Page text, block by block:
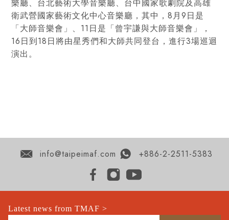
樂廳、台北藝術大學音樂廳、台中國家歌劇院及高雄
衛武營國家藝術文化中心音樂廳，其中，8月9日是
「大師音樂會」、11日是「曾宇謙與大師音樂會」，
16日到18日將由星秀們和大師共同登台，進行3場巡迴
演出。
info@taipeimaf.com +886-2-2511-5383
Latest news from TMAF >